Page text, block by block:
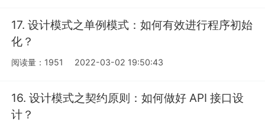
17. 设计模式之单例模式：如何有效进行程序初始
化？
阅读量：1951 2022-03-02 19:50:43
16. 设计模式之契约原则：如何做好 API 接口设
计？